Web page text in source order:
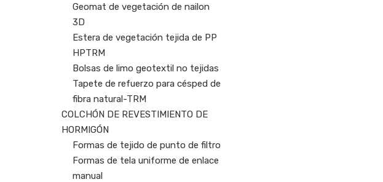
Geomat de vegetación de nailon
3D
Estera de vegetación tejida de PP
HPTRM
Bolsas de limo geotextil no tejidas
Tapete de refuerzo para césped de
fibra natural-TRM
COLCHÓN DE REVESTIMIENTO DE
HORMIGÓN
Formas de tejido de punto de filtro
Formas de tela uniforme de enlace
manual